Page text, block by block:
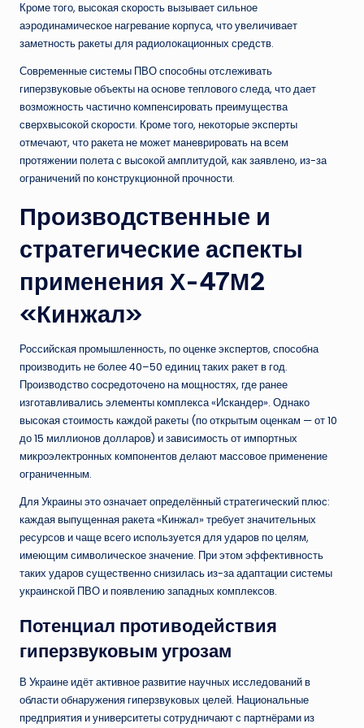
Кроме того, высокая скорость вызывает сильное
аэродинамическое нагревание корпуса, что увеличивает
заметность ракеты для радиолокационных средств.
Современные системы ПВО способны отслеживать
гиперзвуковые объекты на основе теплового следа, что дает
возможность частично компенсировать преимущества
сверхвысокой скорости. Кроме того, некоторые эксперты
отмечают, что ракета не может маневрировать на всем
протяжении полета с высокой амплитудой, как заявлено, из-за
ограничений по конструкционной прочности.
Производственные и
стратегические аспекты
применения Х-47М2
«Кинжал»
Российская промышленность, по оценке экспертов, способна
производить не более 40–50 единиц таких ракет в год.
Производство сосредоточено на мощностях, где ранее
изготавливались элементы комплекса «Искандер». Однако
высокая стоимость каждой ракеты (по открытым оценкам — от 10
до 15 миллионов долларов) и зависимость от импортных
микроэлектронных компонентов делают массовое применение
ограниченным.
Для Украины это означает определённый стратегический плюс:
каждая выпущенная ракета «Кинжал» требует значительных
ресурсов и чаще всего используется для ударов по целям,
имеющим символическое значение. При этом эффективность
таких ударов существенно снизилась из-за адаптации системы
украинской ПВО и появлению западных комплексов.
Потенциал противодействия
гиперзвуковым угрозам
В Украине идёт активное развитие научных исследований в
области обнаружения гиперзвуковых целей. Национальные
предприятия и университеты сотрудничают с партнёрами из